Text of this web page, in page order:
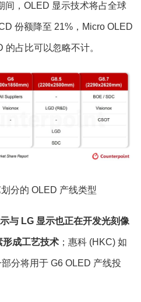
间，OLED 显示技术将占全球
份额降至 21%，Micro OLED
的占比可以忽略不计。
分的 OLED 产线类型
与 LG 显示也正在开发光刻像
形成工艺技术 ；惠科 (HKC) 如
分将用于 G6 OLED 产线投